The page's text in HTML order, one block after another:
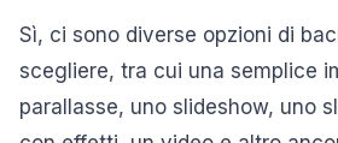
Sì, ci sono diverse opzioni di
scegliere, tra cui una semplice
parallasse, uno slideshow, uno